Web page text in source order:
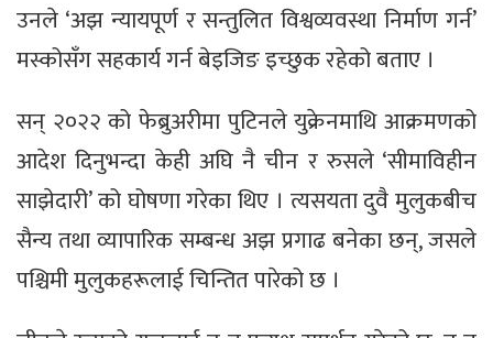
उनले ‘अझ न्यायपूर्ण र सन्तुलित विश्वव्यवस्था निर्माण गर्न’
मस्कोसँग सहकार्य गर्न बेइजिङ इच्छुक रहेको बताए ।
सन् २०२२ को फेब्रुअरीमा पुटिनले युक्रेनमाथि आक्रमणको
आदेश दिनुभन्दा केही अघि नै चीन र रुसले ‘सीमाविहीन
साझेदारी’ को घोषणा गरेका थिए । त्यसयता दुवै मुलुकबीच
सैन्य तथा व्यापारिक सम्बन्ध अझ प्रगाढ बनेका छन्, जसले
पश्चिमी मुलुकहरूलाई चिन्तित पारेको छ ।